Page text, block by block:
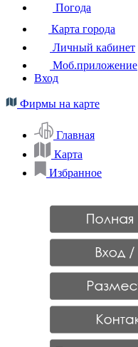
Погода
Карта города
Личный кабинет
Моб.приложение
Вход
Фирмы на карте
Главная
Карта
Избранное